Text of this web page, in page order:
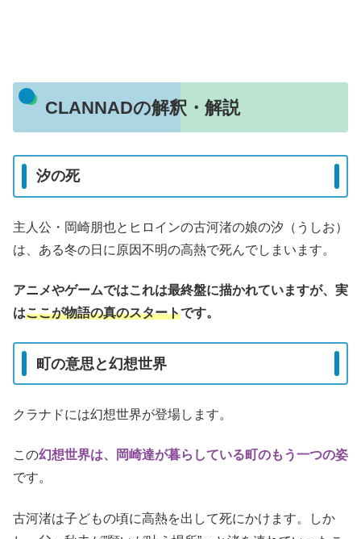
CLANNADの解釈・解説
汐の死
主人公・岡崎朋也とヒロインの古河渚の娘の汐（うしお）
は、ある冬の日に原因不明の高熱で死んでしまいます。
アニメやゲームではこれは最終盤に描かれていますが、実
はここが物語の真のスタートです。
町の意思と幻想世界
クラナドには幻想世界が登場します。
この幻想世界は、岡崎達が暮らしている町のもう一つの姿
です。
古河渚は子どもの頃に高熱を出して死にかけます。しか